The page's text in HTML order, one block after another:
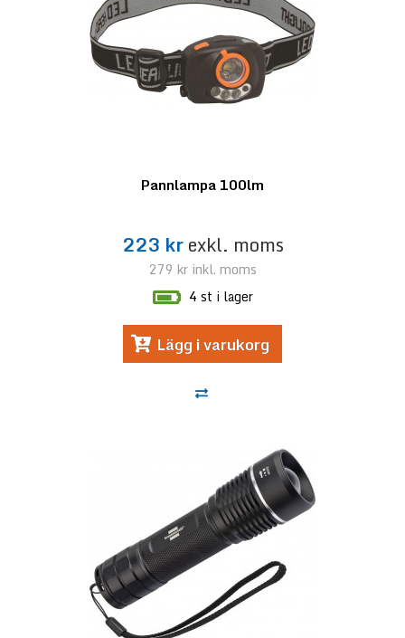
Pannlampa 100lm
223 krexkl. moms
279 krinkl. moms
4 st i lager
Lägg i varukorg